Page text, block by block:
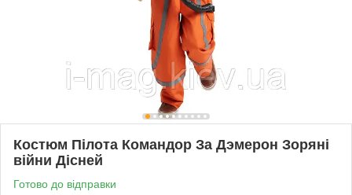
Костюм Пілота Командор За Дэмерон Зоряні
війни Дісней
Готово до відправки